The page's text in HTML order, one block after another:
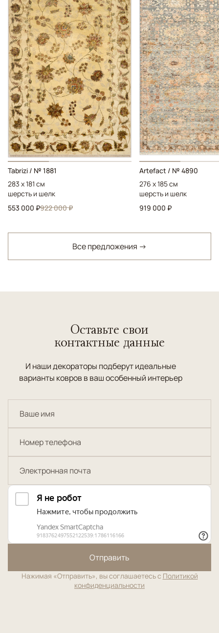
Tabrizi / № 1881
283 x 181 см
шерсть и шелк
553 000 ₽922 000 ₽
Artefact / № 4890
276 x 185 см
шерсть и шелк
919 000 ₽
Все предложения →
Оставьте свои
контактные данные
И наши декораторы подберут идеальные
варианты ковров в ваш особенный интерьер
Отправить
Нажимая «Отправить», вы соглашаетесь с Политикой
конфиденциальности